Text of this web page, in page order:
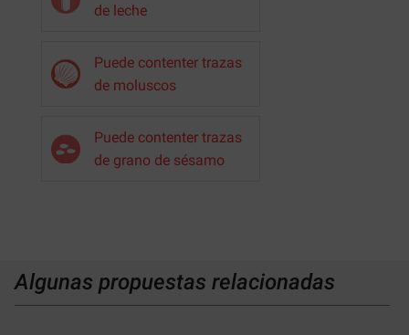
de leche
Puede contenter trazas
de moluscos
Puede contenter trazas
de grano de sésamo
Algunas propuestas relacionadas